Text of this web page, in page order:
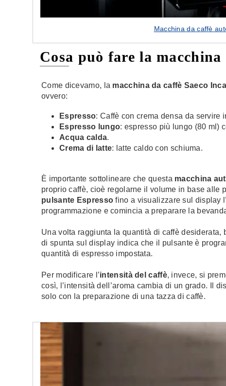
Macchina da caffè
Cosa può fare la
Come dicevamo, la macchina da caffè Saeco
ovvero:
Espresso: Caffè con crema densa da servire
Espresso lungo: espresso più lungo (80 ml)
Acqua calda.
Crema di latte: latte caldo con schiuma.
È importante sottolineare che questa macchina
proprio caffè, cioè regolarne il volume in base alle
pulsante Espresso fino a visualizzare sul display
programmazione e comincia a preparare la
Una volta raggiunta la quantità di caffè desiderata,
di spunta sul display indica che il pulsante è
quantità di espresso impostata.
Per modificare l’intensità del caffè, invece, si
così, l’intensità dell’aroma cambia di un grado. Il
solo con la preparazione di una tazza di caffè.